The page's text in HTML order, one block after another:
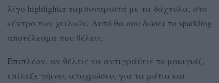
λίγο highlighter ταμποναριστά με τα δάχτυλα, στο
κέντρο των χειλιών. Αυτό θα σου δώσει το sparkling
αποτέλεσμα που θέλεις.
Επιπλέον, αν θέλεις να αντιγράψεις το μακιγιάζ,
επίλεξε γήινες αποχρώσεις για τα μάτια και